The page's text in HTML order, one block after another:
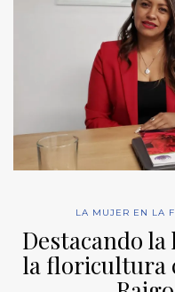
LA MUJER EN LA
Destacando
la floricultura